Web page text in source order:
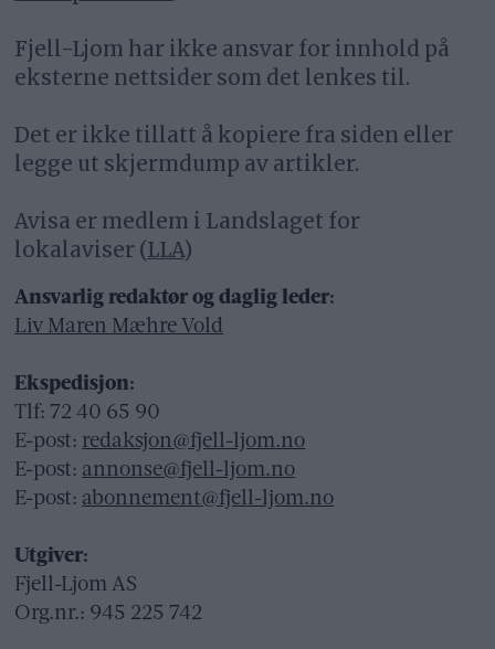
Fjell-Ljom har ikke ansvar for innhold på
eksterne nettsider som det lenkes til.
Det er ikke tillatt å kopiere fra siden eller
legge ut skjermdump av artikler.
Avisa er medlem i Landslaget for
lokalaviser (LLA)
Ansvarlig redaktør og daglig leder:
Liv Maren Mæhre Vold
Ekspedisjon:
Tlf: 72 40 65 90
E-post: redaksjon@fjell-ljom.no
E-post: annonse@fjell-ljom.no
E-post: abonnement@fjell-ljom.no
Utgiver:
Fjell-Ljom AS
Org.nr.: 945 225 742